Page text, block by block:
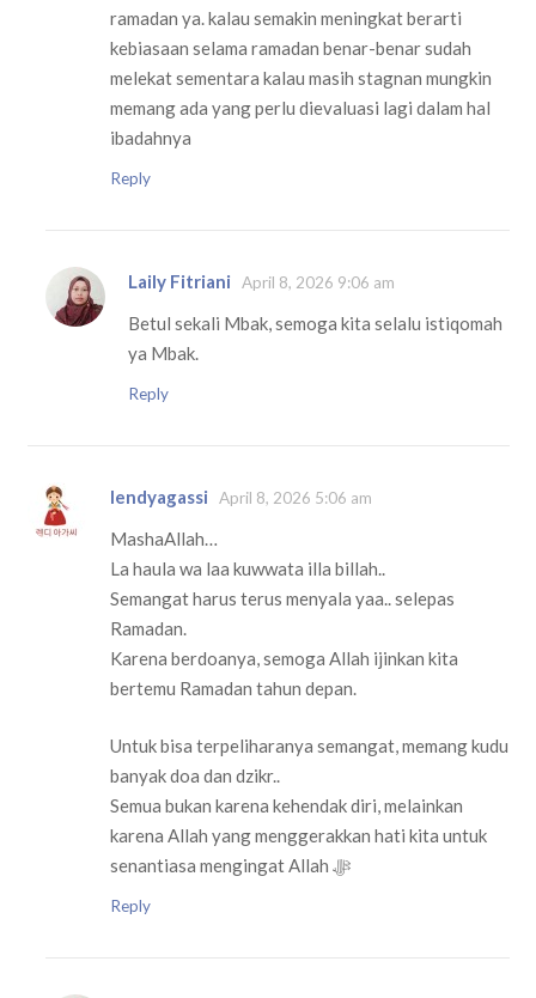
ramadan ya. kalau semakin meningkat berarti
kebiasaan selama ramadan benar-benar sudah
melekat sementara kalau masih stagnan mungkin
memang ada yang perlu dievaluasi lagi dalam hal
ibadahnya
Reply
Laily Fitriani April 8, 2026 9:06 am
Betul sekali Mbak, semoga kita selalu istiqomah
ya Mbak.
Reply
lendyagassi April 8, 2026 5:06 am
MashaAllah…
La haula wa laa kuwwata illa billah..
Semangat harus terus menyala yaa.. selepas
Ramadan.
Karena berdoanya, semoga Allah ijinkan kita
bertemu Ramadan tahun depan.
Untuk bisa terpeliharanya semangat, memang kudu
banyak doa dan dzikr..
Semua bukan karena kehendak diri, melainkan
karena Allah yang menggerakkan hati kita untuk
senantiasa mengingat Allah ﷻ
Reply